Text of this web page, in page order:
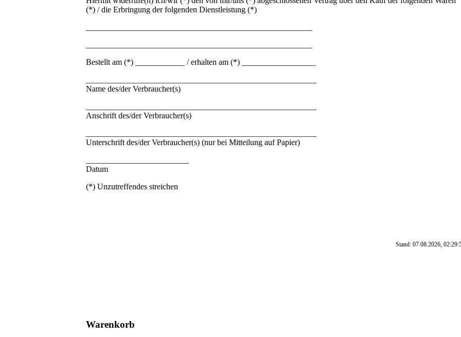
(*) / die Erbringung der folgenden Dienstleistung (*)
Bestellt am (*) ____________ / erhalten am (*) __________________
Name des/der Verbraucher(s)
Anschrift des/der Verbraucher(s)
Unterschrift des/der Verbraucher(s) (nur bei Mitteilung auf Papier)
Datum
(*) Unzutreffendes streichen
Stand: 07.08.2026,
Warenkorb